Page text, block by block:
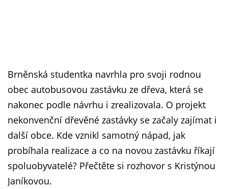
Brněnská studentka navrhla pro svoji rodnou
obec autobusovou zastávku ze dřeva, která se
nakonec podle návrhu i zrealizovala. O projekt
nekonvenční dřevěné zastávky se začaly zajímat i
další obce. Kde vznikl samotný nápad, jak
probíhala realizace a co na novou zastávku říkají
spoluobyvatelé? Přečtěte si rozhovor s Kristýnou
Janíkovou.